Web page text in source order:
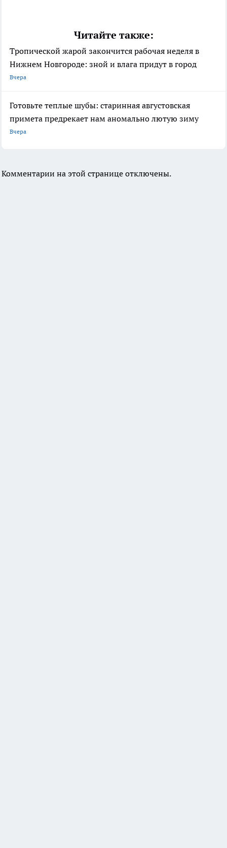
Читайте также:
Тропической жарой закончится рабочая неделя в
Нижнем Новгороде: зной и влага придут в город
Вчера
Готовьте теплые шубы: старинная августовская
примета предрекает нам аномально лютую зиму
Вчера
Комментарии на этой странице отключены.